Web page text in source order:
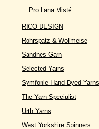
Pro Lana Misté
RICO DESIGN
Rohrspatz & Wollmeise
Sandnes Garn
Selected Yarns
Symfonie Hand-Dyed Yarns
The Yarn Specialist
Urth Yarns
West Yorkshire Spinners